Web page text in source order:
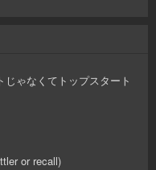
ゃなくてトップスタート
or recall)